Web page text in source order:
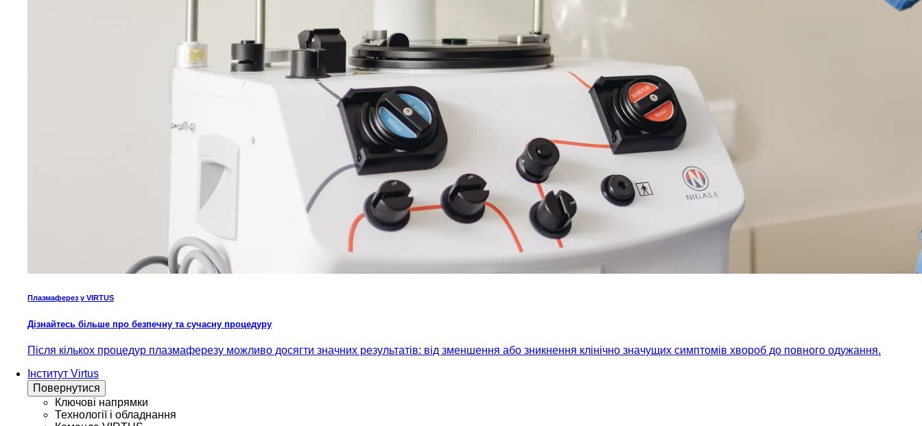
Плазмаферез у VIRTUS
Дізнайтесь більше про безпечну та сучасну процедуру
Після кількох процедур плазмаферезу можливо досягти значних результатів: від зменшення або зникнення клінічно значущих симптомів хвороб до повного одужання.
Інститут Virtus
Повернутися
Ключові напрямки
Технології і обладнання